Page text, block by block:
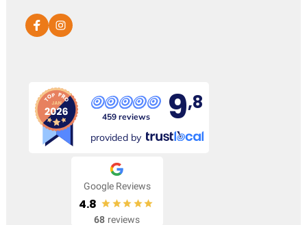
459 reviews 9,8
provided by
Google Reviews
4.8
68 reviews